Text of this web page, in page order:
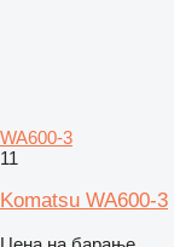
WA600-3
11
Komatsu WA600-3